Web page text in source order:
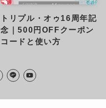
トリプル・オゥ16周年記
念｜500円OFFクーポン
コードと使い方